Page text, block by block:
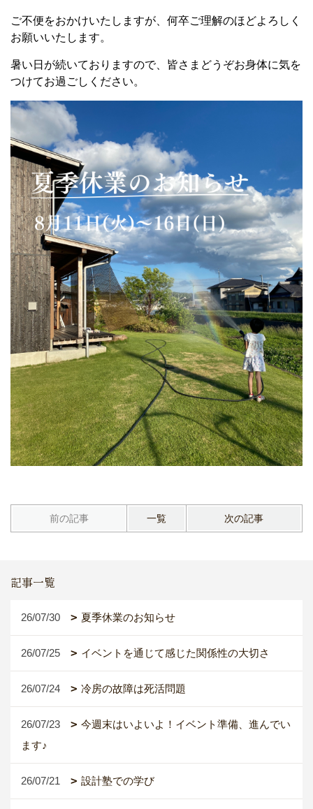
ご不便をおかけいたしますが、何卒ご理解のほどよろしく
お願いいたします。
暑い日が続いておりますので、皆さまどうぞお身体に気を
つけてお過ごしください。
前の記事 一覧 次の記事
記事一覧
26/07/30 夏季休業のお知らせ
26/07/25 イベントを通じて感じた関係性の大切さ
26/07/24 冷房の故障は死活問題
26/07/23
今週末はいよいよ！イベント準備、進んでい
ます♪
26/07/21 設計塾での学び